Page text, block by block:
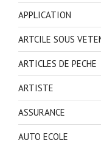
APPLICATION
ARTCILE SOUS
ARTICLES DE PECHE
ARTISTE
ASSURANCE
AUTO ECOLE